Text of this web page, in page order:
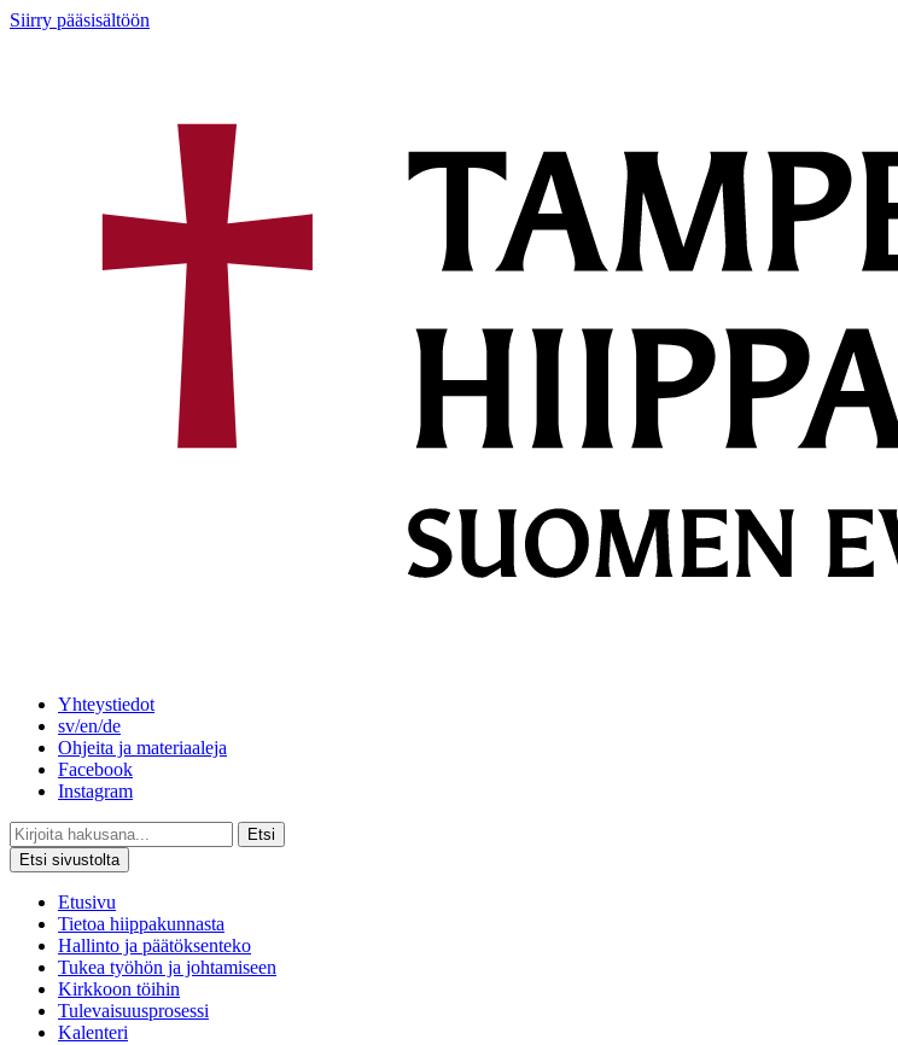
Siirry pääsisältöön
Yhteystiedot
sv/en/de
Ohjeita ja materiaaleja
Facebook
Instagram
Etsi
Etsi sivustolta
Etusivu
Tietoa hiippakunnasta
Hallinto ja päätöksenteko
Tukea työhön ja johtamiseen
Kirkkoon töihin
Tulevaisuusprosessi
Kalenteri